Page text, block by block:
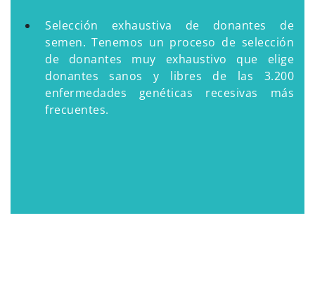
Selección exhaustiva de donantes de
semen. Tenemos un proceso de selección
de donantes muy exhaustivo que elige
donantes sanos y libres de las 3.200
enfermedades genéticas recesivas más
frecuentes.